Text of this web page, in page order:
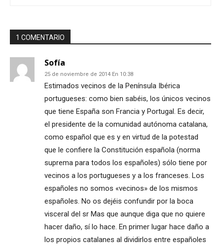
1 COMENTARIO
Sofía
25 de noviembre de 2014 En 10:38
Estimados vecinos de la Península Ibérica
portugueses: como bien sabéis, los únicos vecinos
que tiene España son Francia y Portugal. Es decir,
el presidente de la comunidad autónoma catalana,
como español que es y en virtud de la potestad
que le confiere la Constitución española (norma
suprema para todos los españoles) sólo tiene por
vecinos a los portugueses y a los franceses. Los
españoles no somos «vecinos» de los mismos
españoles. No os dejéis confundir por la boca
visceral del sr Mas que aunque diga que no quiere
hacer daño, sí lo hace. En primer lugar hace daño a
los propios catalanes al dividirlos entre españoles